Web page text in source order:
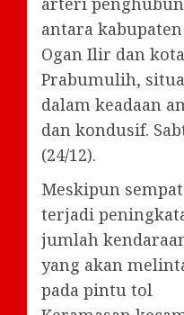
antara kabupaten
Ogan Ilir dan kota
Prabumulih,
dalam keadaan
dan kondusif.
(24/12).
Meskipun sempat
terjadi
jumlah
yang akan
pada pintu tol